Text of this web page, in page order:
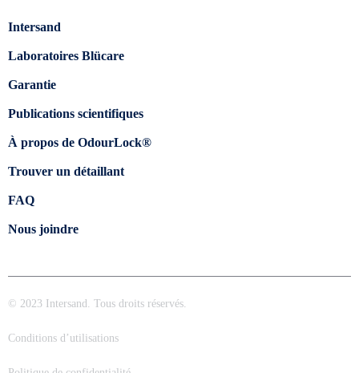
Intersand
Laboratoires Blücare
Garantie
Publications scientifiques
À propos de OdourLock®
Trouver un détaillant
FAQ
Nous joindre
© 2023 Intersand. Tous droits réservés.
Conditions d’utilisations